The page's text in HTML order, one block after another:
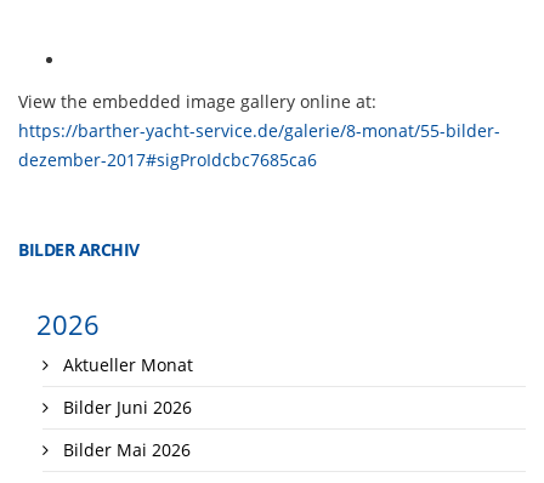
View the embedded image gallery online at:
https://barther-yacht-service.de/galerie/8-monat/55-bilder-
dezember-2017#sigProIdcbc7685ca6
BILDER ARCHIV
2026
Aktueller Monat
Bilder Juni 2026
Bilder Mai 2026